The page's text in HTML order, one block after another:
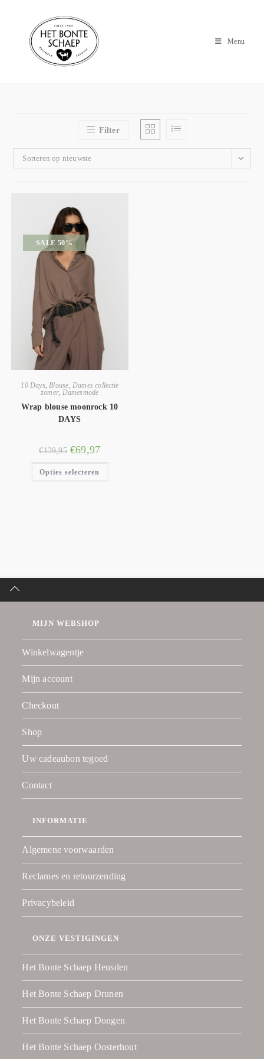
Menu
Filter
Sorteren op nieuwste
SALE 50%
10 Days Blouse Dames collectie
zomer, Damesmode
Wrap blouse moonrock 10
DAYS
€139,95 €69,97
Opties selecteren
MIJN WEBSHOP
Winkelwagentje
Mijn account
Checkout
Shop
Uw cadeaubon tegoed
Contact
INFORMATIE
Algemene voorwaarden
Reclames en retourzending
Privacybeleid
ONZE VESTIGINGEN
Het Bonte Schaep Heusden
Het Bonte Schaep Drunen
Het Bonte Schaep Dongen
Het Bonte Schaep Oosterhout